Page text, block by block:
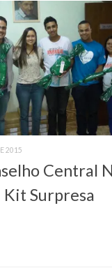
2015
Central
Kit Surpresa